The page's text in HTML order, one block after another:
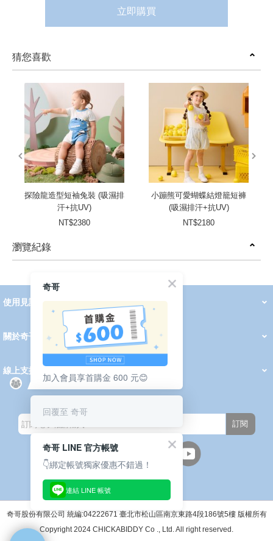
立即購買
猜您喜歡
探險龍造型短袖兔裝 (吸濕排
汗+抗UV)
NT$2380
小蹦熊可愛蝴蝶結燈籠短褲
(吸濕排汗+抗UV)
NT$2180
prev next
瀏覽紀錄
prev
next
使用見證 線上DM
2026 PADDINGTON 春夏服飾
2026 Peter Rabbit 春夏服飾
2026 CHIC BASICS春夏服飾
2026 Chic“a”Bon 派對禮服系列
2026 Chic“a”Bon 春夏服飾
媽咪購物指南
關於奇哥
奇哥的故事
育兒資訊站
會員中心
會員權益說明
我的帳戶
訂單查詢
紅利點數
修改會員資料
活動報名
線上支援
購買說明
常見問題
隱私權聲明
保固卡登錄
保固查詢
訂閱
週一至週五(上班日)
9:30~12:00 13:00~17:00
●中午12:00-13:00休息●
奇哥股份有限公司 統編:04222671 臺北市松山區南京東路4段186號5樓 版權所有
Copyright 2024 CHICKABIDDY Co ., Ltd. All right reserved.
奇哥
加入會員享首購金 600 元😊
回覆至 奇哥
奇哥 LINE 官方帳號
👇綁定帳號獨家優惠不錯過！
連結 LINE 帳號